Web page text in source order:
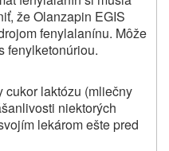
že Olanzapin EGIS
fenylalanínu. Môže
fenylketonúriou.
cukor laktózu (mliečny
niektorých
lekárom ešte pred